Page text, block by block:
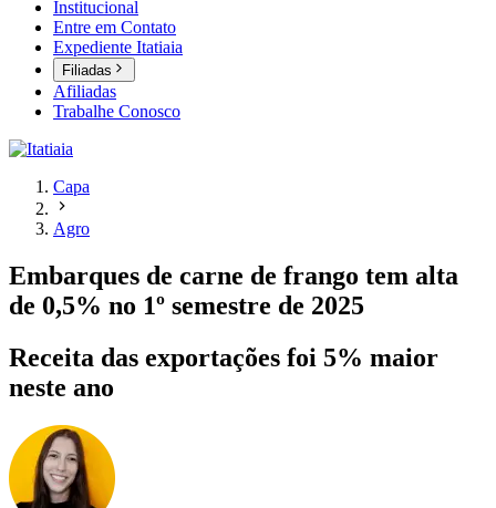
Institucional
Entre em Contato
Expediente Itatiaia
Filiadas
Afiliadas
Trabalhe Conosco
Capa
Agro
Embarques de carne de frango tem alta
de 0,5% no 1º semestre de 2025
Receita das exportações foi 5% maior
neste ano